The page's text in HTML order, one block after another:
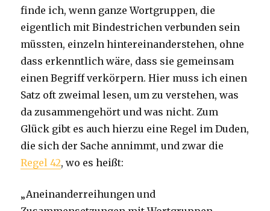
finde ich, wenn ganze Wortgruppen, die
eigentlich mit Bindestrichen verbunden sein
müssten, einzeln hintereinanderstehen, ohne
dass erkenntlich wäre, dass sie gemeinsam
einen Begriff verkörpern. Hier muss ich einen
Satz oft zweimal lesen, um zu verstehen, was
da zusammengehört und was nicht. Zum
Glück gibt es auch hierzu eine Regel im Duden,
die sich der Sache annimmt, und zwar die
Regel 42, wo es heißt:
„Aneinanderreihungen und